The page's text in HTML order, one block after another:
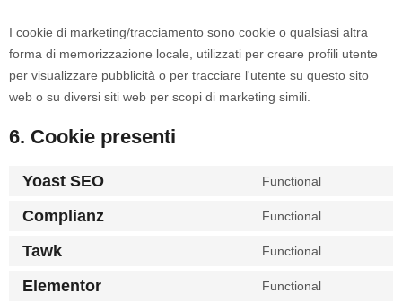
I cookie di marketing/tracciamento sono cookie o qualsiasi altra
forma di memorizzazione locale, utilizzati per creare profili utente
per visualizzare pubblicità o per tracciare l'utente su questo sito
web o su diversi siti web per scopi di marketing simili.
6. Cookie presenti
Yoast SEO Functional
Complianz Functional
Tawk Functional
Elementor Functional